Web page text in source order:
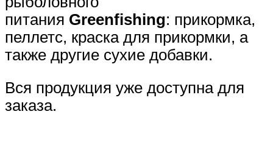
питания Greenfishing: прикормка,
пеллетс, краска для прикормки, а
также другие сухие добавки.
Вся продукция уже доступна для
заказа.